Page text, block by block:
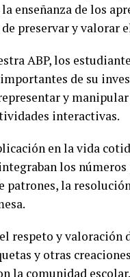
enseñanza de los
preservar y valorar
ABP, los
de su
y
interactivas.
en la vida
los
patrones, la
respeto y
y otras
la comunidad escolar.